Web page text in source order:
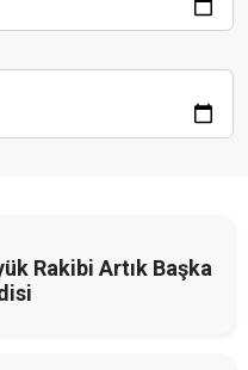
Rakibi Artık Başka